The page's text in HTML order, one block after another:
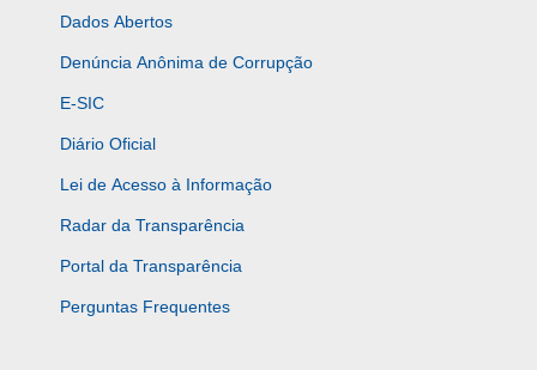
Dados Abertos
Denúncia Anônima de Corrupção
E-SIC
Diário Oficial
Lei de Acesso à Informação
Radar da Transparência
Portal da Transparência
Perguntas Frequentes